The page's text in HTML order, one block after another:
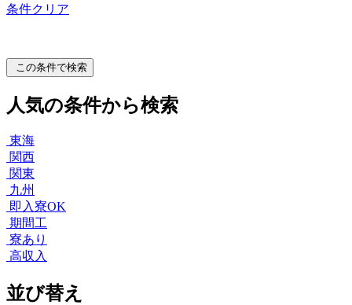
条件クリア
この条件で検索
人気の条件から検索
東海
関西
関東
九州
即入寮OK
期間工
寮あり
高収入
並び替え